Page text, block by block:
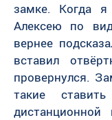
замке. Когда
Алексею по
вернее
вставил
провернулся.
такие